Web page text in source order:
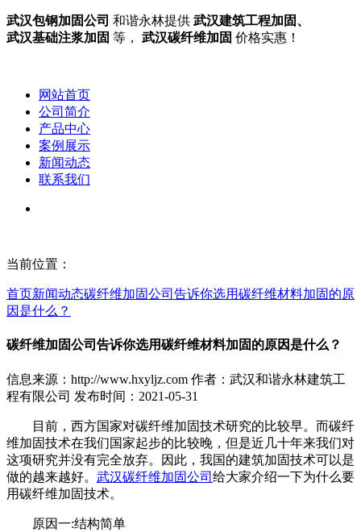
武汉包钢加固公司 和谐永林提供 武汉建筑工程加固、
武汉基础注浆加固 等， 武汉碳纤维加固 价格实惠！
网站首页
公司简介
产品中心
案例展示
新闻动态
联系我们
当前位置：
首页新闻动态碳纤维加固公司告诉你选用碳纤维材料加固的原
因是什么？
碳纤维加固公司告诉你选用碳纤维材料加固的原因是什么？
信息来源：http://www.hxyljz.com 作者：武汉和谐永林建筑工
程有限公司 发布时间：2021-05-31
目前，西方国家对碳纤维加固技术研究的比较早。而碳纤
维加固技术在我们国家起步的比较晚，但是近几十年来我们对
这项研究并没有完全放弃。因此，我国的建筑加固技术可以是
做的越来越好。 武汉碳纤维加固公司 给大家介绍一下为什么要
用碳纤维加固技术。
原因一:结构简单